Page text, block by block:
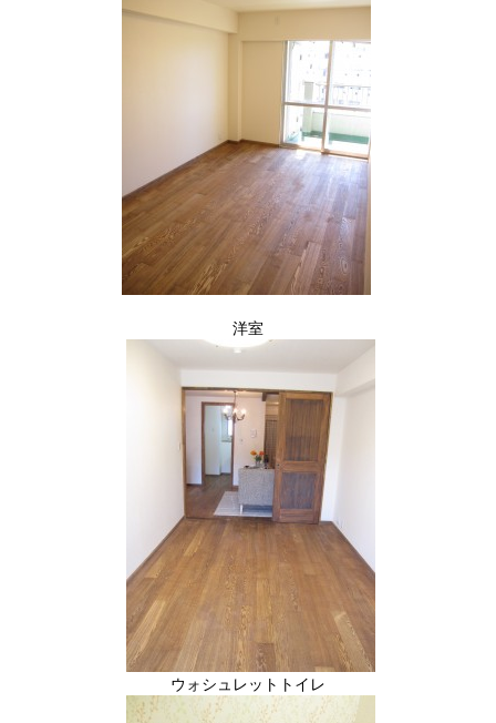
洋室
ウォシュレットトイレ